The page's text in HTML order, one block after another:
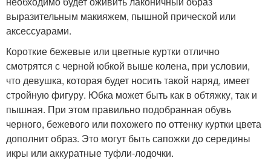
выразительным макияжем, пышной прической или
аксессуарами.
Короткие бежевые или цветные куртки отлично
смотрятся с черной юбкой выше колена, при условии,
что девушка, которая будет носить такой наряд, имеет
стройную фигуру. Юбка может быть как в обтяжку, так и
пышная. При этом правильно подобранная обувь
черного, бежевого или похожего по оттенку куртки цвета
дополнит образ. Это могут быть сапожки до середины
икры или аккуратные туфли-лодочки.